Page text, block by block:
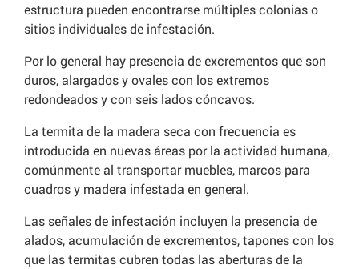
estructura pueden encontrarse múltiples colonias o
sitios individuales de infestación.
Por lo general hay presencia de excrementos que son
duros, alargados y ovales con los extremos
redondeados y con seis lados cóncavos.
La termita de la madera seca con frecuencia es
introducida en nuevas áreas por la actividad humana,
comúnmente al transportar muebles, marcos para
cuadros y madera infestada en general.
Las señales de infestación incluyen la presencia de
alados, acumulación de excrementos, tapones con los
que las termitas cubren todas las aberturas de la